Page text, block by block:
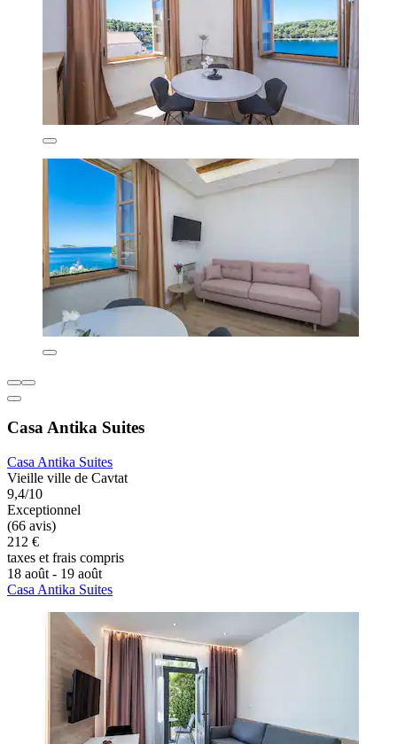
Casa Antika Suites
Casa Antika Suites
Vieille ville de Cavtat
9,4/10
Exceptionnel
(66 avis)
212 €
taxes et frais compris
18 août - 19 août
Casa Antika Suites